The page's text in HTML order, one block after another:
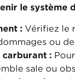
le système
: Vérifiez le
ou
carburant :
sale ou